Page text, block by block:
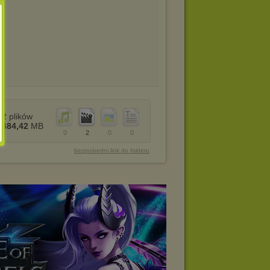
0
0
2
0
2 plików
484,42 MB
bezpośredni link do folderu